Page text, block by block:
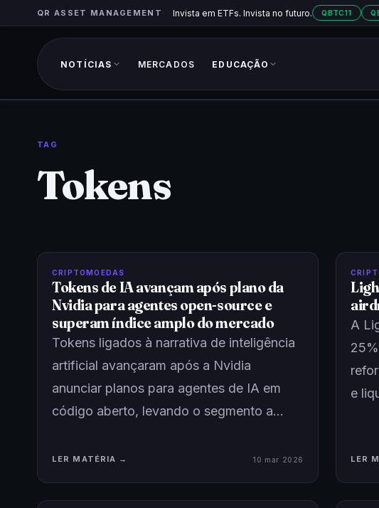
QR ASSET MANAGEMENT Invista em ETFs. Invista no futuro. QBTC11
NOTÍCIAS MERCADOS EDUCAÇÃO
TAG
Tokens
CRIPTOMOEDAS
Tokens de IA avançam após plano da
Nvidia para agentes open-source e
superam índice amplo do mercado
Tokens ligados à narrativa de inteligência
artificial avançaram após a Nvidia
anunciar planos para agentes de IA em
código aberto, levando o segmento a…
LER MATÉRIA → 10 mar 2026
A
e
LER